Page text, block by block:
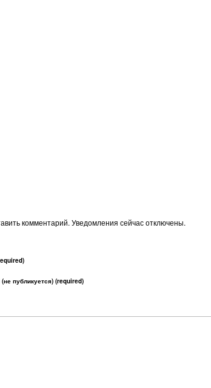
комментарий. Уведомления сейчас отключены.
(не публикуется) (required)